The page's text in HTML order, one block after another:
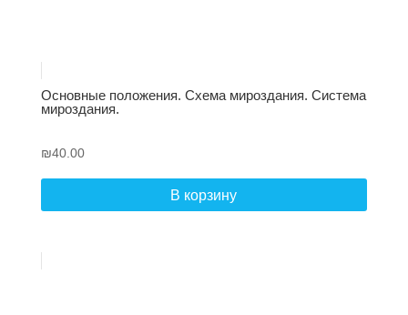
Основные положения. Схема мироздания. Система
мироздания.
₪40.00
В корзину